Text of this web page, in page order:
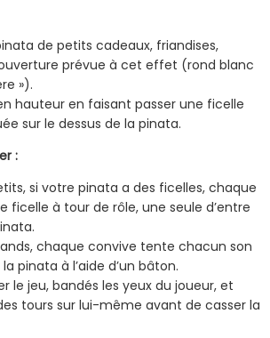
de petits cadeaux, friandises,
prévue à cet effet (rond blanc
»).
hauteur en faisant passer une ficelle
sur le dessus de la pinata.
:
si votre pinata a des ficelles, chaque
ficelle à tour de rôle, une seule d’entre
chaque convive tente chacun son
pinata à l’aide d’un bâton.
le jeu, bandés les yeux du joueur, et
tours sur lui-même avant de casser la